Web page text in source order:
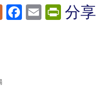
PlurkFacebook
Email分享